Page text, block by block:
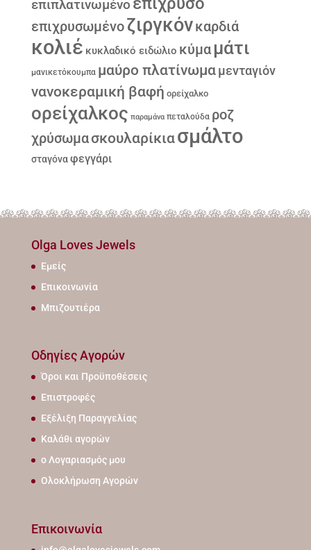
επιπλατινωμένο
επιχρυσωμένοζιργκόνκαρδιά
κολιέ κυκλαδικό ειδώλιο κύμα μάτι
μανικετόκουμπα μαύρο πλατίνωμα μενταγιόν
νανοκεραμική βαφή ορείχαλκο
ορείχαλκος παραμάνα πεταλούδα ροζ
χρύσωμασκουλαρίκιασμάλτο
σταγόνα φεγγάρι
Olga Loves Jewels
Εμείς
Επικοινωνία
Μπιζουτιέρα
Οδηγίες Αγορών
Όροι και Προϋποθέσεις
Επιστροφές
Εξέλιξη Παραγγελίας
Καλάθι αγορών
ο Λογαριασμός μου
Ολοκλήρωση Αγορών
Επικοινωνία